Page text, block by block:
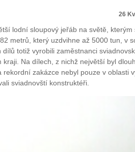
26
lodní sloupový jeřáb na světě, kterým
metrů, který uzdvihne až 5000 tun, v
totiž vyrobili zaměstnanci
Na dílech, z nichž největší byl
zakázce nebyl pouze v oblasti
sviadnovští konstruktéři.